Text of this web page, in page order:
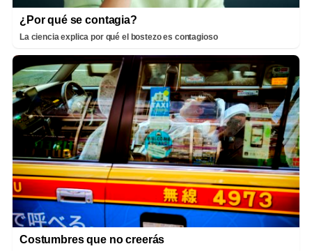
¿Por qué se contagia?
La ciencia explica por qué el bostezo es contagioso
Costumbres que no creerás